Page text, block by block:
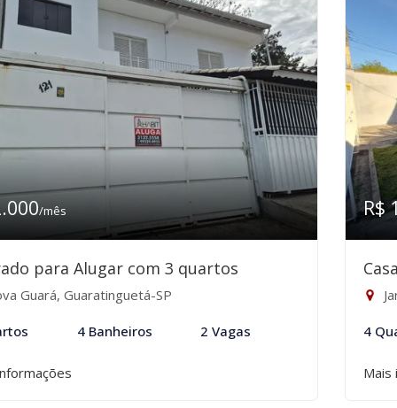
/mês
para Alugar com 3 quartos
Guará, Guaratinguetá-SP
4 Banheiros 2 Vagas
R$
4
Mais